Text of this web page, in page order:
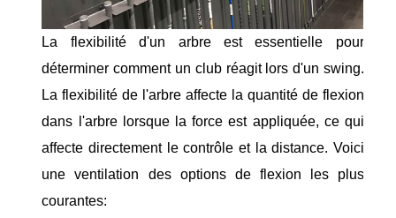
La flexibilité d'un arbre est essentielle pour
déterminer comment un club réagit lors d'un swing.
La flexibilité de l'arbre affecte la quantité de flexion
dans l'arbre lorsque la force est appliquée, ce qui
affecte directement le contrôle et la distance. Voici
une ventilation des options de flexion les plus
courantes: